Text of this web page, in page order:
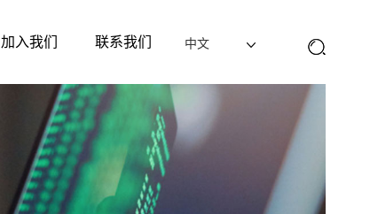
中文
加入我们 联系我们